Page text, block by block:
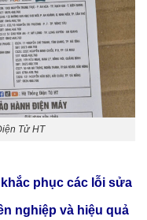
Tử HT
phục các lỗi sửa
nghiệp và hiệu quả